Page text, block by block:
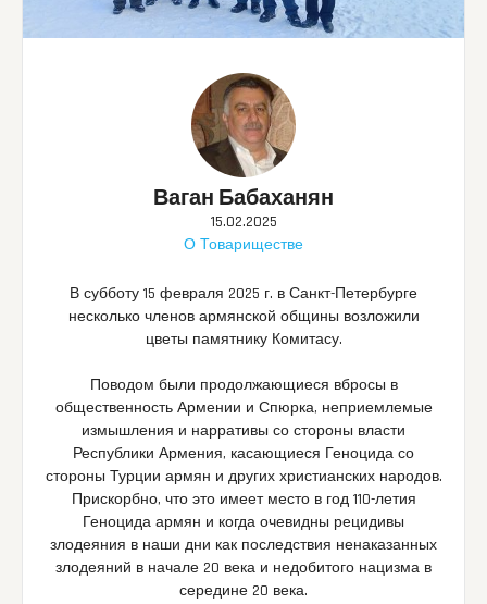
Ваган Бабаханян
15.02.2025
О Товариществе
В субботу 15 февраля 2025 г. в Санкт-Петербурге
несколько членов армянской общины возложили
цветы памятнику Комитасу.
Поводом были продолжающиеся вбросы в
общественность Армении и Спюрка, неприемлемые
измышления и нарративы со стороны власти
Республики Армения, касающиеся Геноцида со
стороны Турции армян и других христианских народов.
Прискорбно, что это имеет место в год 110-летия
Геноцида армян и когда очевидны рецидивы
злодеяния в наши дни как последствия ненаказанных
злодеяний в начале 20 века и недобитого нацизма в
середине 20 века.